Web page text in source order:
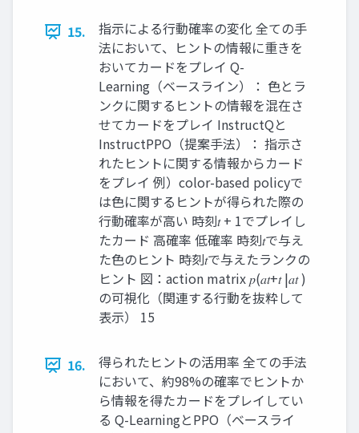
15.
指示による行動確率の変化 全ての手
法において、ヒントの情報に重きを
おいてカードをプレイ Q-
Learning（ベースライン）： 色とラ
ンクに関するヒントの情報を混在さ
せてカードをプレイ InstructQと
InstructPPO（提案手法）： 指示さ
れたヒントに関する情報からカード
をプレイ 例）color-based policyで
は色に関するヒントが得られた際の
行動確率が高い 時刻𝑡 + 1でプレイし
たカード 高確率 低確率 時刻𝑡で与え
た色のヒント 時刻𝑡で与えたランクの
ヒント 図：action matrix 𝑝(𝑎𝑡+𝑡 |𝑎𝑡 )
の可視化（関連する行動を抜粋して
表示） 15
16.
得られたヒントの活用率 全ての手法
において、約98%の確率でヒントか
ら情報を得たカードをプレイしてい
る Q-LearningとPPO（ベースライ